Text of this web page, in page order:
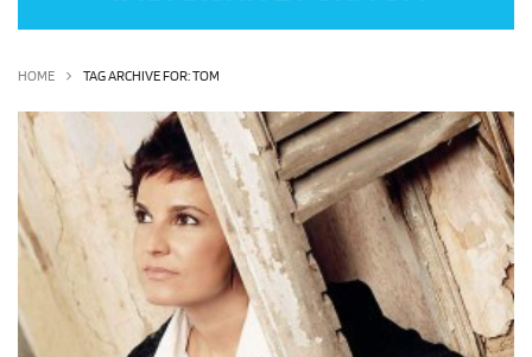
OLHA ISSO! EU QUERO!
HOME TAG ARCHIVE FOR: TOM